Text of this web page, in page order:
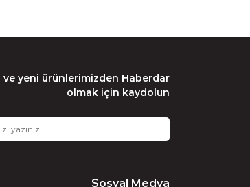
ve yeni ürünlerimizden Haberdar
olmak için kaydolun
Sosyal Medya